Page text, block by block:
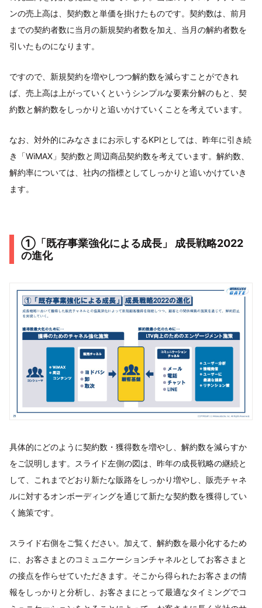
ンの売上高は、契約数と単価を掛けたものです。契約数は、前月
までの契約者数に当月の新規契約者数を加え、当月の解約者数を
引いたものになります。
ですので、新規契約を増やしつつ解約数を減らすことができれ
ば、売上高は上がっていくというシンプルな要素分解のもと、契
約数と解約数をしっかりと追いかけていくことを考えています。
なお、対外的にみなさまにお示しするKPIとしては、昨年に引き続
き「WiMAX」契約数と周辺商品契約数を考えています。解約数、
解約率については、社内の指標としてしっかりと追いかけていき
ます。
①「既存事業強化による成長」 成長戦略2022
の進化
具体的にどのように契約数・獲得数を増やし、解約数を減らすか
をご説明します。スライド左側の図は、昨年の成長戦略の継続と
して、これまでどおり新たな販路をしっかり増やし、販売チャネ
ルに対するオンボーディングを通じて新たな契約数を獲得してい
く施策です。
スライド右側をご覧ください。加えて、解約数を最小化するため
に、お客さまとのコミュニケーションチャネルとしてお客さまと
の接点を作らせていただきます。そこから得られたお客さまの情
報をしっかりと分析し、お客さまにとって最適なタイミングでコ